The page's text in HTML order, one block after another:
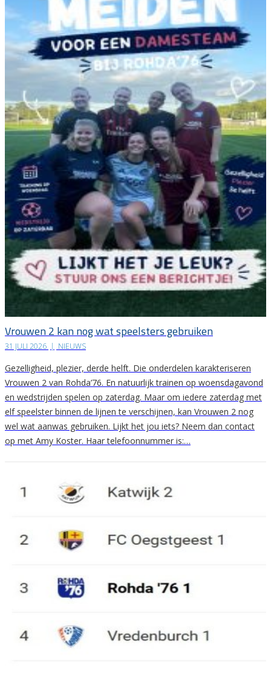
Vrouwen 2 kan nog wat speelsters gebruiken
31 JULI 2026 | NIEUWS
Gezelligheid, plezier, derde helft. Die onderdelen karakteriseren
Vrouwen 2 van Rohda’76. En natuurlijk trainen op woensdagavond
en wedstrijden spelen op zaterdag. Maar om iedere zaterdag met
elf speelster binnen de lijnen te verschijnen, kan Vrouwen 2 nog
wel wat aanwas gebruiken. Lijkt het jou iets? Neem dan contact
op met Amy Koster. Haar telefoonnummer is:…